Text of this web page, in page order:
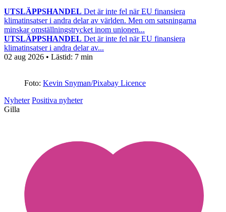
UTSLÄPPSHANDEL Det är inte fel när EU finansiera
klimatinsatser i andra delar av världen. Men om satsningarna
minskar omställningstrycket inom unionen...
UTSLÄPPSHANDEL Det är inte fel när EU finansiera
klimatinsatser i andra delar av...
02 aug 2026 • Lästid: 7 min
Foto: Kevin Snyman/Pixabay Licence
Nyheter Positiva nyheter
Gilla